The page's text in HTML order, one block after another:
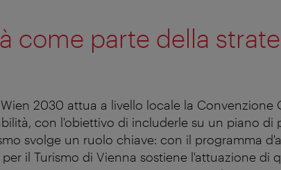
come parte della
2030 attua a livello locale la Convenzione
con l'obiettivo di includerle su un piano di
svolge un ruolo chiave: con il programma
per il Turismo di Vienna sostiene l'attuazione di